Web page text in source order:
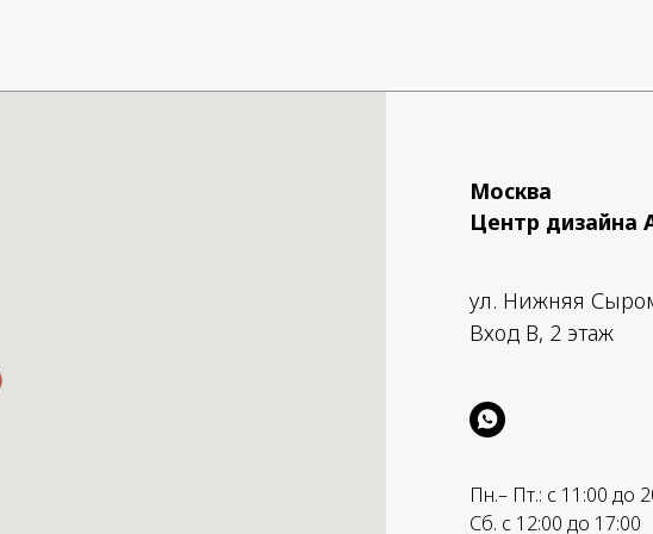
Москва
Центр дизайна
ул. Нижняя
Вход B, 2 этаж
Пн.– Пт.: с 11:00 до
Сб. с 12:00 до 17:00